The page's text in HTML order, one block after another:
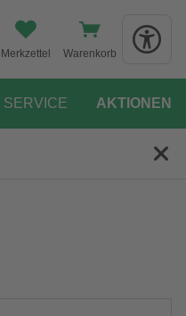
Merkzettel Warenkorb
SERVICE AKTIONEN